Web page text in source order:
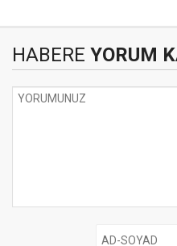
HABERE YORUM